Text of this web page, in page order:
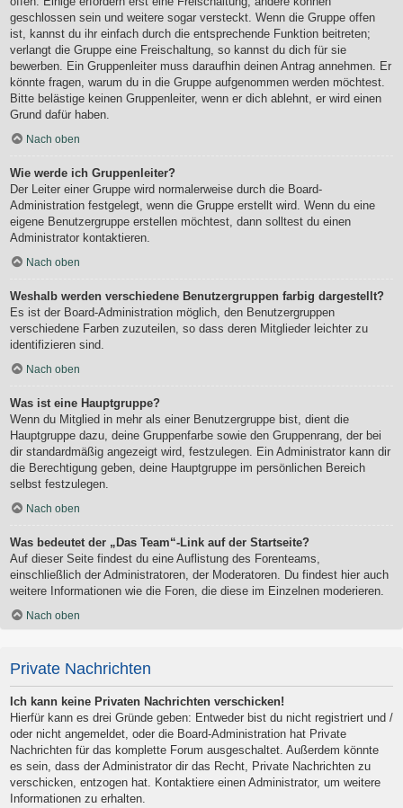
geschlossen sein und weitere sogar versteckt. Wenn die Gruppe offen
ist, kannst du ihr einfach durch die entsprechende Funktion beitreten;
verlangt die Gruppe eine Freischaltung, so kannst du dich für sie
bewerben. Ein Gruppenleiter muss daraufhin deinen Antrag annehmen. Er
könnte fragen, warum du in die Gruppe aufgenommen werden möchtest.
Bitte belästige keinen Gruppenleiter, wenn er dich ablehnt, er wird einen
Grund dafür haben.
Nach oben
Wie werde ich Gruppenleiter?
Der Leiter einer Gruppe wird normalerweise durch die Board-
Administration festgelegt, wenn die Gruppe erstellt wird. Wenn du eine
eigene Benutzergruppe erstellen möchtest, dann solltest du einen
Administrator kontaktieren.
Nach oben
Weshalb werden verschiedene Benutzergruppen farbig dargestellt?
Es ist der Board-Administration möglich, den Benutzergruppen
verschiedene Farben zuzuteilen, so dass deren Mitglieder leichter zu
identifizieren sind.
Nach oben
Was ist eine Hauptgruppe?
Wenn du Mitglied in mehr als einer Benutzergruppe bist, dient die
Hauptgruppe dazu, deine Gruppenfarbe sowie den Gruppenrang, der bei
dir standardmäßig angezeigt wird, festzulegen. Ein Administrator kann dir
die Berechtigung geben, deine Hauptgruppe im persönlichen Bereich
selbst festzulegen.
Nach oben
Was bedeutet der „Das Team“-Link auf der Startseite?
Auf dieser Seite findest du eine Auflistung des Forenteams,
einschließlich der Administratoren, der Moderatoren. Du findest hier auch
weitere Informationen wie die Foren, die diese im Einzelnen moderieren.
Nach oben
Private Nachrichten
Ich kann keine Privaten Nachrichten verschicken!
Hierfür kann es drei Gründe geben: Entweder bist du nicht registriert und /
oder nicht angemeldet, oder die Board-Administration hat Private
Nachrichten für das komplette Forum ausgeschaltet. Außerdem könnte
es sein, dass der Administrator dir das Recht, Private Nachrichten zu
verschicken, entzogen hat. Kontaktiere einen Administrator, um weitere
Informationen zu erhalten.